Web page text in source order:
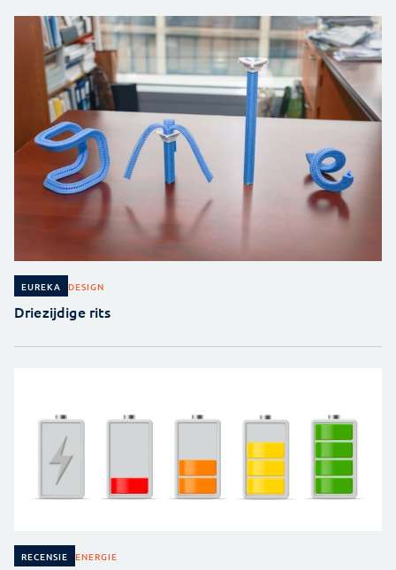
EUREKA DESIGN
Driezijdige rits
RECENSIE ENERGIE